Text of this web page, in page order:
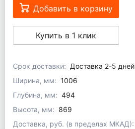
Добавить в корзину
Купить в 1 клик
Срок доставки: Доставка 2-5 дней
Ширина, мм: 1006
Глубина, мм: 494
Высота, мм: 869
Доставка, руб. (в пределах МКАД):